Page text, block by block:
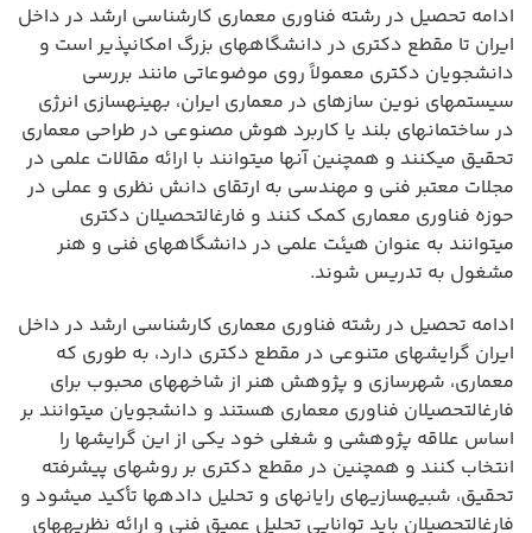
ادامه تحصیل در رشته فناوری معماری کارشناسی ارشد در داخل
ایران تا مقطع دکتری در دانشگاههای بزرگ امکانپذیر است و
دانشجویان دکتری معمولاً روی موضوعاتی مانند بررسی
سیستمهای نوین سازهای در معماری ایران، بهینهسازی انرژی
در ساختمانهای بلند یا کاربرد هوش مصنوعی در طراحی معماری
تحقیق میکنند و همچنین آنها میتوانند با ارائه مقالات علمی در
مجلات معتبر فنی و مهندسی به ارتقای دانش نظری و عملی در
حوزه فناوری معماری کمک کنند و فارغالتحصیلان دکتری
میتوانند به عنوان هیئت علمی در دانشگاههای فنی و هنر
مشغول به تدریس شوند.
ادامه تحصیل در رشته فناوری معماری کارشناسی ارشد در داخل
ایران گرایشهای متنوعی در مقطع دکتری دارد، به طوری که
معماری، شهرسازی و پژوهش هنر از شاخههای محبوب برای
فارغالتحصیلان فناوری معماری هستند و دانشجویان میتوانند بر
اساس علاقه پژوهشی و شغلی خود یکی از این گرایشها را
انتخاب کنند و همچنین در مقطع دکتری بر روشهای پیشرفته
تحقیق، شبیهسازیهای رایانهای و تحلیل دادهها تأکید میشود و
فارغالتحصیلان باید توانایی تحلیل عمیق فنی و ارائه نظریههای